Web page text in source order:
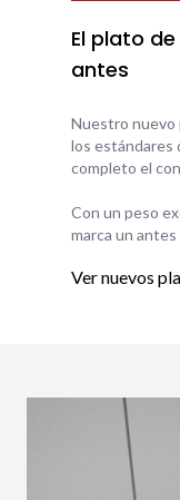
El plato
antes
Nuestro nuevo
los estándares
completo el
Con un peso
marca un
Ver nuevos